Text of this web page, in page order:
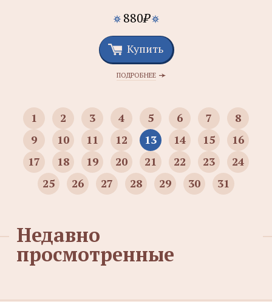
880₽
Купить
ПОДРОБНЕЕ
1 2 3 4 5 6 7
8
9
10 11 12 13 14 15
16
17
18 19 20 21 22 23
24
25
26 27 28 29 30 31
Недавно
просмотренные